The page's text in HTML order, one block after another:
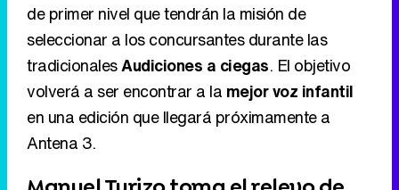
de primer nivel que tendrán la misión de
seleccionar a los concursantes durante las
tradicionalesAudiciones a ciegas. El objetivo
volverá a ser encontrar a la mejor voz infantil
en una edición que llegará próximamente a
Antena 3.